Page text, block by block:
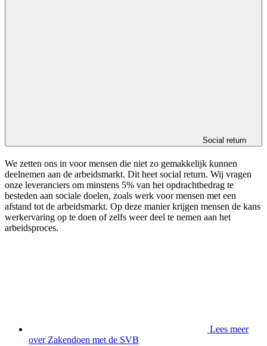
Social return
We zetten ons in voor mensen die niet zo gemakkelijk kunnen
deelnemen aan de arbeidsmarkt. Dit heet social return. Wij vragen
onze leveranciers om minstens 5% van het opdrachtbedrag te
besteden aan sociale doelen, zoals werk voor mensen met een
afstand tot de arbeidsmarkt. Op deze manier krijgen mensen de kans
werkervaring op te doen of zelfs weer deel te nemen aan het
arbeidsproces.
Lees meer
over Zakendoen met de SVB